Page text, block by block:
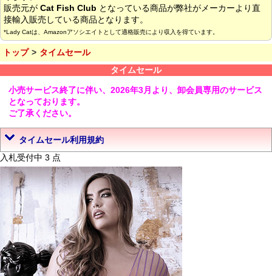
販売元が Cat Fish Club となっている商品が弊社がメーカーより直
接輸入販売している商品となります。
*Lady Catは、Amazonアソシエイトとして適格販売により収入を得ています。
トップ
タイムセール
タイムセール
小売サービス終了に伴い、2026年3月より、卸会員専用のサービス
となっております。
ご了承ください。
タイムセール利用規約
入札受付中 3 点